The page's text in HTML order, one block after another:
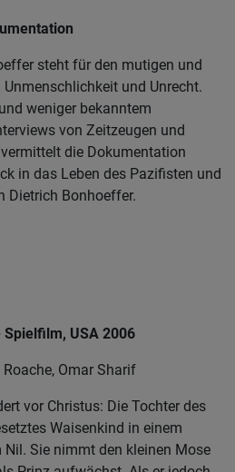
steht für den mutigen und
und Unrecht.
weniger bekanntem
von Zeitzeugen und
die Dokumentation
in das Leben des Pazifisten und
Dietrich Bonhoeffer.
Spielfilm, USA 2006
Omar Sharif
vor Christus: Die Tochter des
Waisenkind in einem
Sie nimmt den kleinen Mose